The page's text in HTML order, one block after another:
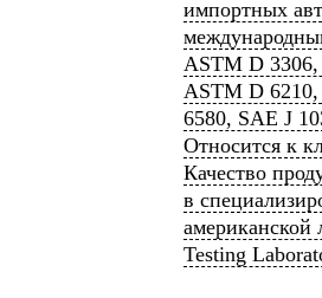
импортных
ASTM D
ASTM D
6580, SAE J
Относится к
Качество
в
американской
Testing